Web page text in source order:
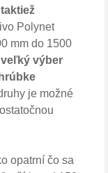
Polynet
mm do 1500
veľký výber
je možné
opatrní čo sa